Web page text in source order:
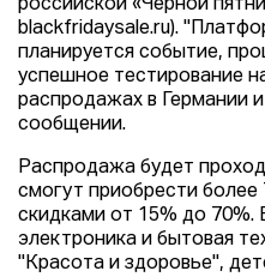
российской «Чёрной
blackfridaysale.ru).
планируется событие,
успешное тестирование
распродажах в Германии
сообщении.
Распродажа будет
смогут приобрести более
скидками от 15% до 70%.
электроника и бытовая
"Красота и здоровье",